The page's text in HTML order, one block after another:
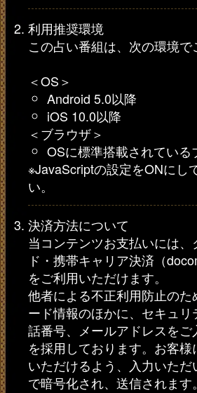
利用推奨環境
この占い番組は、次の環境で
＜OS＞
Android 5.0以降
iOS 10.0以降
＜ブラウザ＞
OSに標準搭載されている
※JavaScriptの設定をONにし
い。
決済方法について
当コンテンツお支払いには
ド・携帯キャリア決済（
をご利用いただけます。
他者による不正利用防止のた
ード情報のほかに、セキュ
話番号、メールアドレスを
を採用しております。お客
いただけるよう、入力いた
で暗号化され、送信されます。